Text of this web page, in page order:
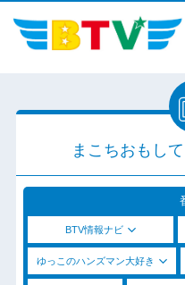
まこちおもし
BTV情報ナビ
ゆっこのハンズマン大好き